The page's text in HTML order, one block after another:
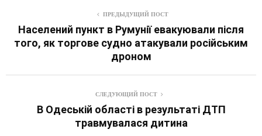
ПРЕДЫДУЩИЙ ПОСТ
Населений пункт в Румунії евакуювали після
того, як торгове судно атакували російським
дроном
СЛЕДУЮЩИЙ ПОСТ
В Одеській області в результаті ДТП
травмувалася дитина